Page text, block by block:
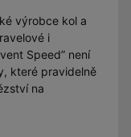
výrobce kol a
i
Speed” není
které pravidelně
na